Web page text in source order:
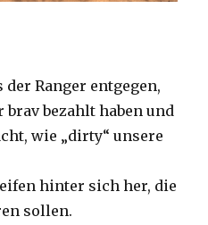
Ranger entgegen,
bezahlt haben und
wie „dirty“ unsere
hinter sich her, die
sollen.